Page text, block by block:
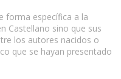
forma específica a la
Castellano sino que sus
los autores nacidos o
que se hayan presentado